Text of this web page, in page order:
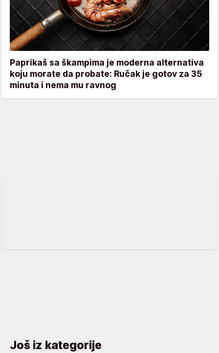
Paprikaš sa škampima je moderna alternativa
koju morate da probate: Ručak je gotov za 35
minuta i nema mu ravnog
Još iz kategorije